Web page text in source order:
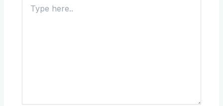
here..